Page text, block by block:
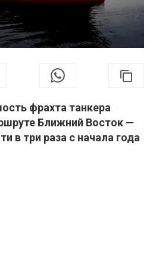
фрахта танкера
Ближний Восток —
в три раза с начала года